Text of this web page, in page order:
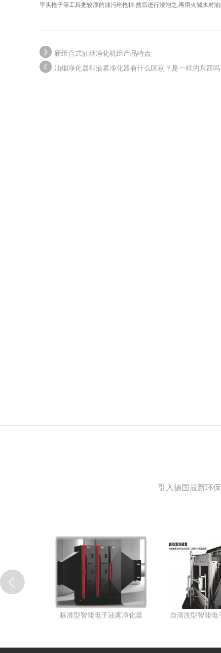
平头抢子等工具把较厚的油污给抢掉,然后进行浸泡之,再用火碱水对
新组合式油烟净化机组产品特点
油烟净化器和油雾净化器有什么区别？是一样的东西
引入德国最新环
今日标准油雾回收机 硕方